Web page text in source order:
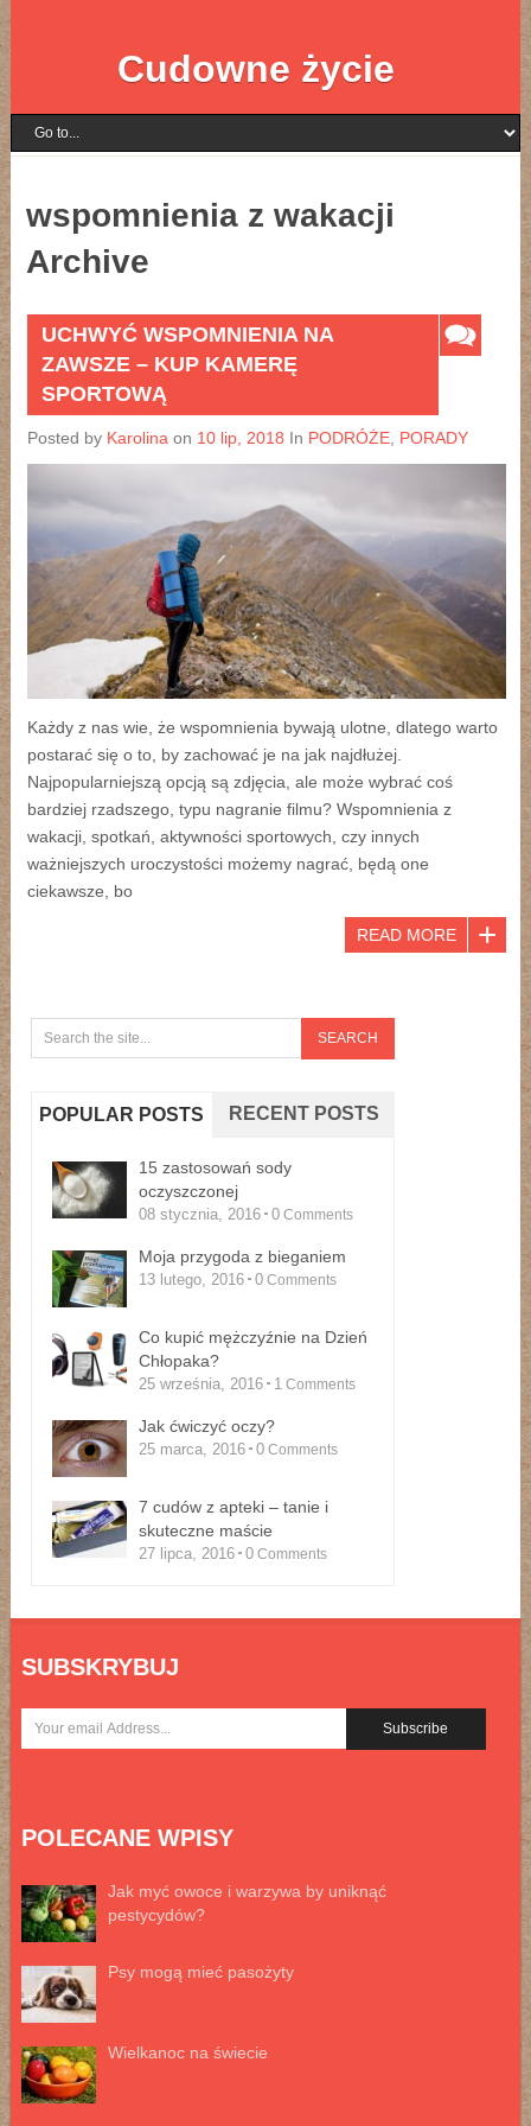
Cudowne życie
wspomnienia z wakacji
Archive
UCHWYĆ WSPOMNIENIA NA
ZAWSZE – KUP KAMERĘ
SPORTOWĄ
Posted by Karolina on 10 lip, 2018 In PODRÓŻE, PORADY
Każdy z nas wie, że wspomnienia bywają ulotne, dlatego warto
postarać się o to, by zachować je na jak najdłużej.
Najpopularniejszą opcją są zdjęcia, ale może wybrać coś
bardziej rzadszego, typu nagranie filmu? Wspomnienia z
wakacji, spotkań, aktywności sportowych, czy innych
ważniejszych uroczystości możemy nagrać, będą one
ciekawsze, bo
READ MORE
POPULAR POSTS RECENT POSTS
15 zastosowań sody
oczyszczonej
08 stycznia, 2016 0 Comments
Moja przygoda z bieganiem
13 lutego, 2016 0 Comments
Co kupić mężczyźnie na Dzień
Chłopaka?
25 września, 2016 1 Comments
Jak ćwiczyć oczy?
25 marca, 2016 0 Comments
7 cudów z apteki – tanie i
skuteczne maście
27 lipca, 2016 0 Comments
SUBSKRYBUJ
POLECANE WPISY
Jak myć owoce i warzywa by uniknąć
pestycydów?
Psy mogą mieć pasożyty
Wielkanoc na świecie